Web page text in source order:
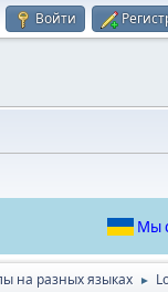
Войти
Мы
на разных языках ►